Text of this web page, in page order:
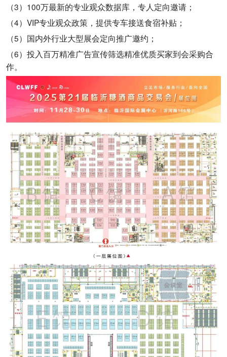
（3）100万最新的专业观众数据库，专人定向邀请；
（4）VIP专业观众政策，提供专车接送食宿补贴；
（5）国内外行业大型展会定向推广邀约；
（6）投入百万精准广告宣传筛选精准优质买家到会采购合
作。